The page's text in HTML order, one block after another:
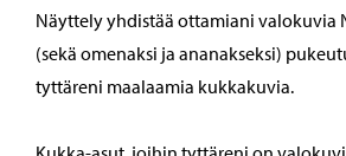
Näyttely yhdistää ottamiani valokuvia
(sekä omenaksi ja ananakseksi)
tyttäreni maalaamia kukkakuvia.